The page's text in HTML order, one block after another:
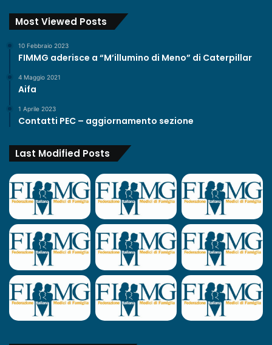
Most Viewed Posts
10 Febbraio 2023
FIMMG aderisce a “M’illumino di Meno” di Caterpillar
4 Maggio 2021
Aifa
1 Aprile 2023
Contatti PEC – aggiornamento sezione
Last Modified Posts